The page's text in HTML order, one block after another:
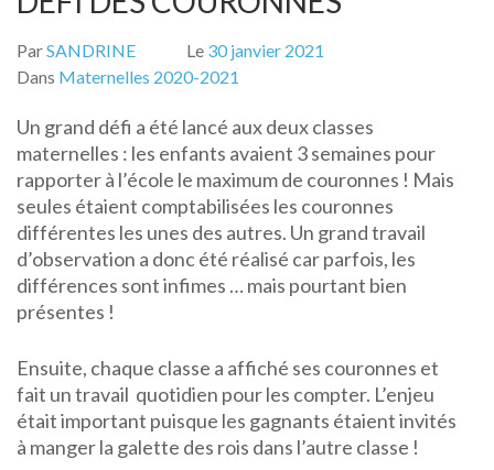
ParSANDRINE Le 30 janvier 2021
Dans Maternelles 2020-2021
Un grand défi a été lancé aux deux classes
maternelles : les enfants avaient 3 semaines pour
rapporter à l’école le maximum de couronnes ! Mais
seules étaient comptabilisées les couronnes
différentes les unes des autres. Un grand travail
d’observation a donc été réalisé car parfois, les
différences sont infimes … mais pourtant bien
présentes !
Ensuite, chaque classe a affiché ses couronnes et
fait un travail quotidien pour les compter. L’enjeu
était important puisque les gagnants étaient invités
à manger la galette des rois dans l’autre classe !